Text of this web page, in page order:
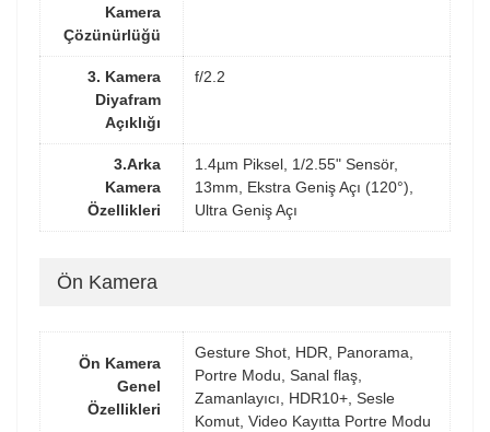
Kamera
Çözünürlüğü
3. Kamera
Diyafram
Açıklığı
f/2.2
3.Arka
Kamera
Özellikleri
1.4µm Piksel, 1/2.55" Sensör,
13mm, Ekstra Geniş Açı (120°),
Ultra Geniş Açı
Ön Kamera
Ön Kamera
Genel
Özellikleri
Gesture Shot, HDR, Panorama,
Portre Modu, Sanal flaş,
Zamanlayıcı, HDR10+, Sesle
Komut, Video Kayıtta Portre Modu